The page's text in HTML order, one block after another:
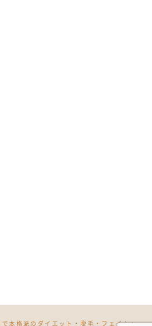
本格派のダイエット・脱毛・フェイシャ